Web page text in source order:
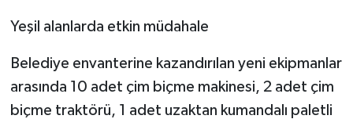
Yeşil alanlarda etkin müdahale
Belediye envanterine kazandırılan yeni ekipmanlar
arasında 10 adet çim biçme makinesi, 2 adet çim
biçme traktörü, 1 adet uzaktan kumandalı paletli
HABERDE İNSAN
İNSAN